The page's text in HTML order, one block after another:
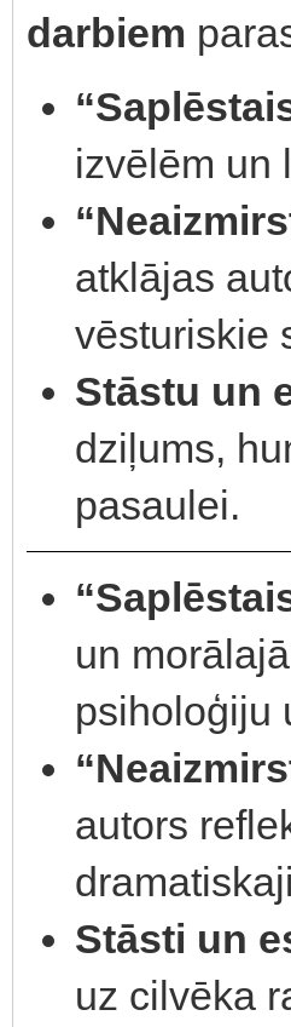
darbiem
izvēlēm un
atklājas
vēsturiskie
Stāstu un
dziļums,
pasaulei.
un
psiholoģiju
autors
Stāsti un
uz cilvēka